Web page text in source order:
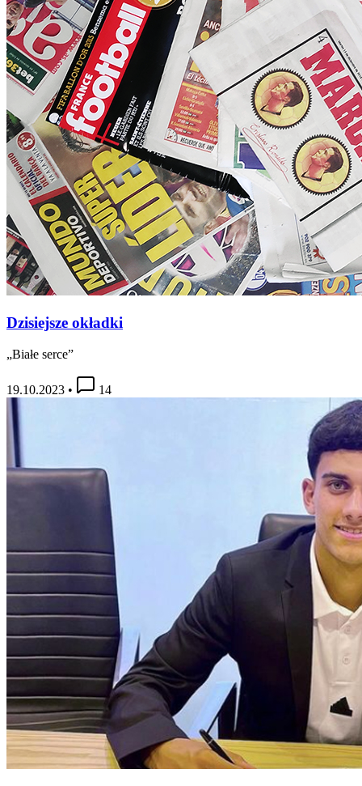
Dzisiejsze okładki
„Białe serce”
19.10.2023 • 14